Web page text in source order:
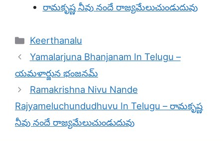
రామకృష్ణ నీవు నందే రాజ్యమేలుచుండుదువు
Categories
Keerthanalu
Yamalarjuna Bhanjanam In Telugu –
యమళార్జున భంజనమ్
Ramakrishna Nivu Nande
Rajyameluchundudhuvu In Telugu – రామకృష్ణ
నీవు నందే రాజ్యమేలుచుండుదువు